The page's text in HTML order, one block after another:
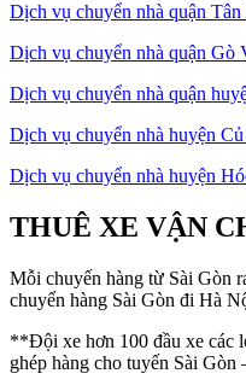
Dịch vụ chuyển nhà quận Tân
Dịch vụ chuyển nhà quận Gò
Dịch vụ chuyển nhà quận
Dịch vụ chuyển nhà huyện
Dịch vụ chuyển nhà huyện
THUÊ XE VẬN
Mỗi chuyến hàng từ Sài Gòn
chuyển hàng Sài Gòn đi Hà
**Đội xe hơn 100 đầu xe các
ghép hàng cho tuyến Sài